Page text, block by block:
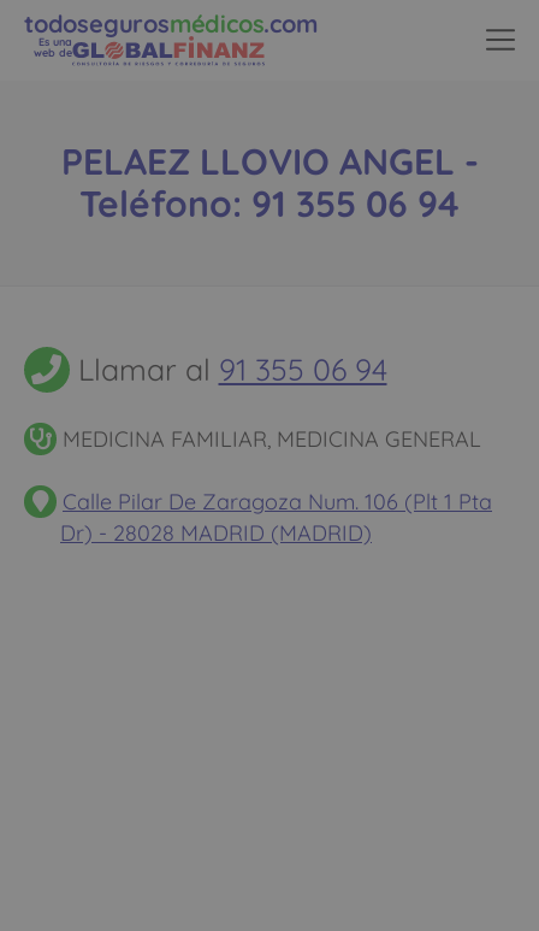
todosegurosmédicos.com
Es una
web de
PELAEZ LLOVIO ANGEL -
Teléfono: 91 355 06 94
Llamar al 91 355 06 94
MEDICINA FAMILIAR, MEDICINA GENERAL
Calle Pilar De Zaragoza Num. 106 (Plt 1 Pta
Dr) - 28028 MADRID (MADRID)